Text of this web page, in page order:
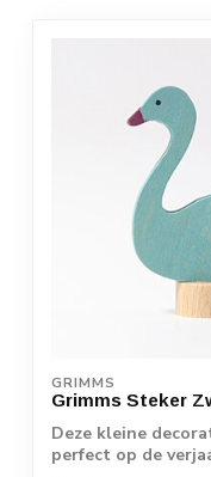
GRIMMS
Grimms Steker
Deze kleine
perfect op de